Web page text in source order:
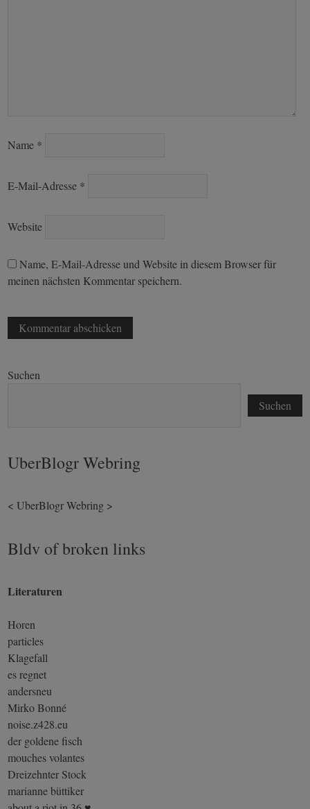
Name *
E-Mail-Adresse *
Website
Name, E-Mail-Adresse und Website in diesem Browser für
meinen nächsten Kommentar speichern.
Suchen
Suchen
UberBlogr Webring
< UberBlogr Webring >
Bldv of broken links
Literaturen
Horen
particles
Klagefall
es regnet
andersneu
Mirko Bonné
noise.z428.eu
der goldene fisch
mouches volantes
Dreizehnter Stock
marianne büttiker